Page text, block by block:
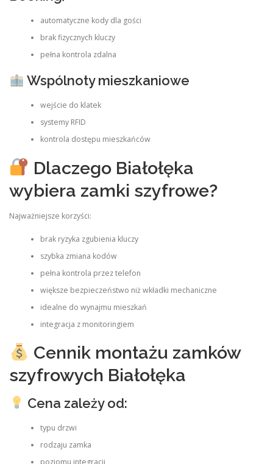
automatyczne kody dla gości
brak fizycznych kluczy
pełna kontrola zdalna
Wspólnoty mieszkaniowe
wejście do klatek
systemy RFID
kontrola dostępu mieszkańców
Dlaczego Białołęka
wybiera zamki szyfrowe?
Najważniejsze korzyści:
brak ryzyka zgubienia kluczy
szybka zmiana kodów
pełna kontrola przez telefon
większe bezpieczeństwo niż wkładki mechaniczne
idealne do wynajmu mieszkań
integracja z monitoringiem
Cennik montażu zamków
szyfrowych Białołęka
Cena zależy od:
typu drzwi
rodzaju zamka
poziomu integracji